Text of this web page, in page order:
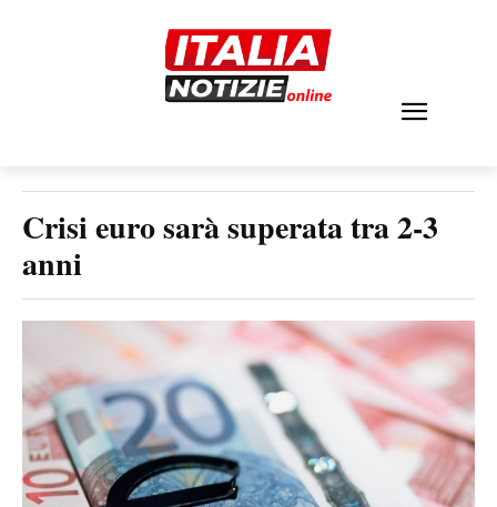
Crisi euro sarà superata tra 2-3
anni